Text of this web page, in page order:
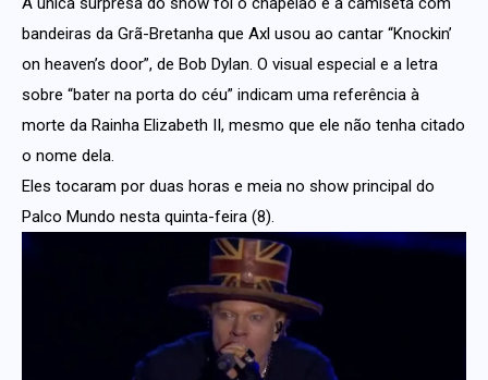
bandeiras da Grã-Bretanha que Axl usou ao cantar “Knockin’
on heaven’s door”, de Bob Dylan. O visual especial e a letra
sobre “bater na porta do céu” indicam uma referência à
morte da Rainha Elizabeth II, mesmo que ele não tenha citado
o nome dela.
Eles tocaram por duas horas e meia no show principal do
Palco Mundo nesta quinta-feira (8).